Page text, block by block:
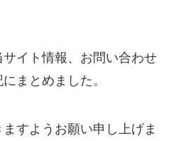
イト情報、お問い合わせ
まとめました。
すようお願い申し上げま